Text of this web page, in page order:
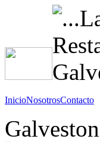
InicioNosotrosContacto